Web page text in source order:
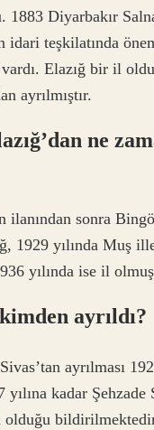
1883 Diyarbakır
idari teşkilatında
Elazığ bir il
ayrılmıştır.
ne
ilanından sonra
1929 yılında Muş
yılında ise il
ayrıldı?
ayrılması
yılına kadar Şehzade
olduğu